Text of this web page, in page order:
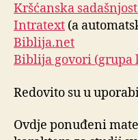
Kršćanska
Intratext (a
Biblija.net
Biblija govori (grupa
Redovito su u
Ovdje ponuđeni